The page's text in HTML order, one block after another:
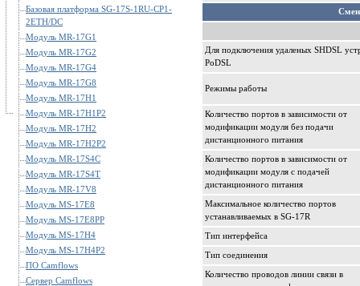
Базовая платформа SG-17S-1RU-CP1-
2ETH/DC
Модуль MR-17G1
Модуль MR-17G2
Модуль MR-17G4
Модуль MR-17G8
Модуль MR-17H1
Модуль MR-17H1P2
Модуль MR-17H2
Модуль MR-17H2P2
Модуль MR-17S4C
Модуль MR-17S4T
Модуль MR-17V8
Модуль MS-17E8
Модуль MS-17E8PP
Модуль MS-17H4
Модуль MS-17H4P2
ПО Camflows
Сервер Camflows
Для подключения удаленых SHDSL
PoDSL
Режимы работы
Количество портов в зависимости от
модификации модуля без подачи
дистанционного питания
Количество портов в зависимости от
модификации модуля с подачей
дистанционного питания
Максимальное количество портов
устанавливаемых в SG-17R
Тип интерфейса
Тип соединения
Количество проводов линии связи в